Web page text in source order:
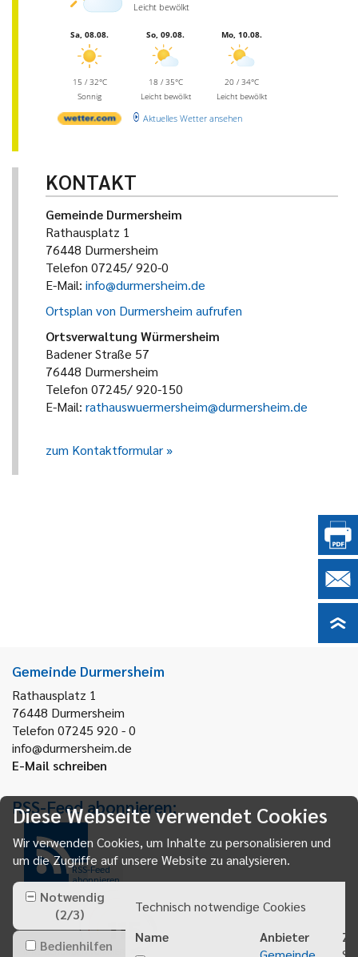
Leicht bewölkt
Sa, 08.08.
15 / 32°C
Sonnig
So, 09.08.
18 / 35°C
Leicht bewölkt
Mo, 10.08.
20 / 34°C
Leicht bewölkt
Aktuelles Wetter ansehen
KONTAKT
Gemeinde Durmersheim
Rathausplatz 1
76448 Durmersheim
Telefon 07245/ 920-0
E-Mail: info@durmersheim.de
Ortsplan von Durmersheim aufrufen
Ortsverwaltung Würmersheim
Badener Straße 57
76448 Durmersheim
Telefon 07245/ 920-150
E-Mail: rathauswuermersheim@durmersheim.de
zum Kontaktformular
Gemeinde Durmersheim
Rathausplatz 1
76448 Durmersheim
Telefon 07245 920 - 0
info@durmersheim.de
E-Mail schreiben
RSS-Feed abonnieren:
RSS-Feed
abonnieren
Diese Webseite verwendet Cookies
Wir verwenden Cookies, um Inhalte zu personalisieren und
um die Zugriffe auf unsere Website zu analysieren.
Notwendig
(2/3)
Bedienhilfen
Technisch notwendige Cookies
Name
Anbieter